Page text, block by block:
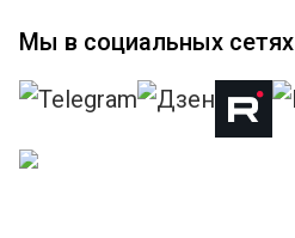
Мы в социальных сетях